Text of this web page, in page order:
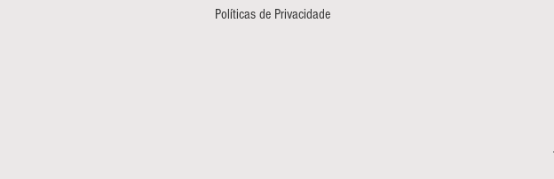
Políticas de Privacidade